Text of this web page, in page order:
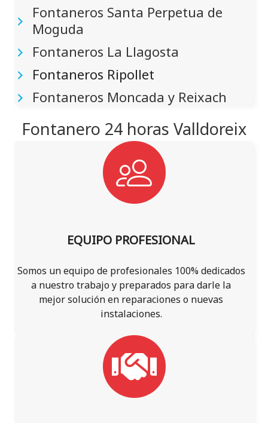
Fontaneros Santa Perpetua de
Moguda
Fontaneros La Llagosta
Fontaneros Ripollet
Fontaneros Moncada y Reixach
Fontanero 24 horas Valldoreix
EQUIPO PROFESIONAL
Somos un equipo de profesionales 100% dedicados
a nuestro trabajo y preparados para darle la
mejor solución en reparaciones o nuevas
instalaciones.